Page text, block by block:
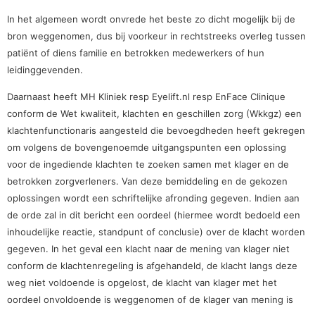
In het algemeen wordt onvrede het beste zo dicht mogelijk bij de
bron weggenomen, dus bij voorkeur in rechtstreeks overleg tussen
patiënt of diens familie en betrokken medewerkers of hun
leidinggevenden.
Daarnaast heeft MH Kliniek resp Eyelift.nl resp EnFace Clinique
conform de Wet kwaliteit, klachten en geschillen zorg (Wkkgz) een
klachtenfunctionaris aangesteld die bevoegdheden heeft gekregen
om volgens de bovengenoemde uitgangspunten een oplossing
voor de ingediende klachten te zoeken samen met klager en de
betrokken zorgverleners. Van deze bemiddeling en de gekozen
oplossingen wordt een schriftelijke afronding gegeven. Indien aan
de orde zal in dit bericht een oordeel (hiermee wordt bedoeld een
inhoudelijke reactie, standpunt of conclusie) over de klacht worden
gegeven. In het geval een klacht naar de mening van klager niet
conform de klachtenregeling is afgehandeld, de klacht langs deze
weg niet voldoende is opgelost, de klacht van klager met het
oordeel onvoldoende is weggenomen of de klager van mening is